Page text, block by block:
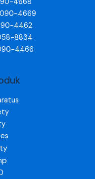
4669
4462
8834
4466